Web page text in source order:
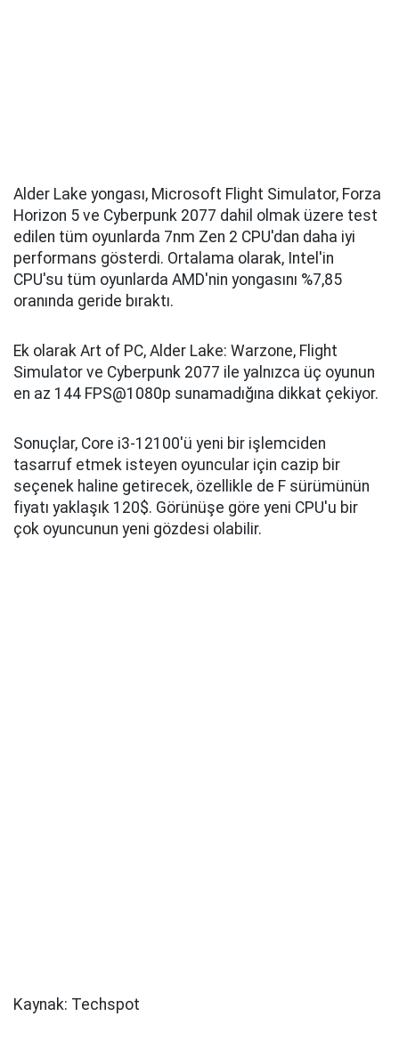
Alder Lake yongası, Microsoft Flight Simulator, Forza
Horizon 5 ve Cyberpunk 2077 dahil olmak üzere test
edilen tüm oyunlarda 7nm Zen 2 CPU'dan daha iyi
performans gösterdi. Ortalama olarak, Intel'in
CPU'su tüm oyunlarda AMD'nin yongasını %7,85
oranında geride bıraktı.
Ek olarak Art of PC, Alder Lake: Warzone, Flight
Simulator ve Cyberpunk 2077 ile yalnızca üç oyunun
en az 144 FPS@1080p sunamadığına dikkat çekiyor.
Sonuçlar, Core i3-12100'ü yeni bir işlemciden
tasarruf etmek isteyen oyuncular için cazip bir
seçenek haline getirecek, özellikle de F sürümünün
fiyatı yaklaşık 120$. Görünüşe göre yeni CPU'u bir
çok oyuncunun yeni gözdesi olabilir.
Kaynak: Techspot